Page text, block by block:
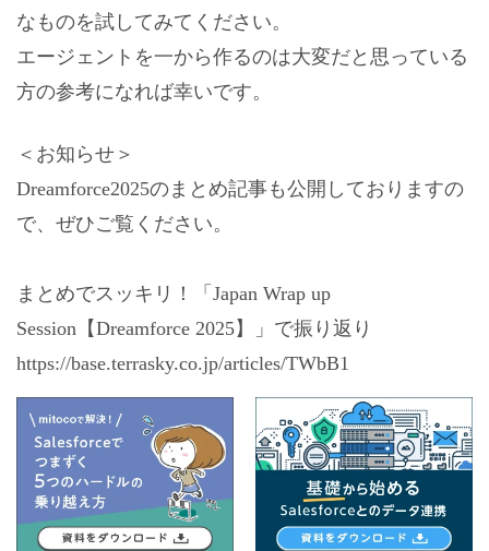
なものを試してみてください。
エージェントを一から作るのは大変だと思っている
方の参考になれば幸いです。
＜お知らせ＞
Dreamforce2025のまとめ記事も公開しておりますの
で、ぜひご覧ください。
まとめでスッキリ！「Japan Wrap up
Session【Dreamforce 2025】」で振り返り
https://base.terrasky.co.jp/articles/TWbB1